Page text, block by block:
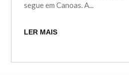
segue em Canoas. A...
LER MAIS